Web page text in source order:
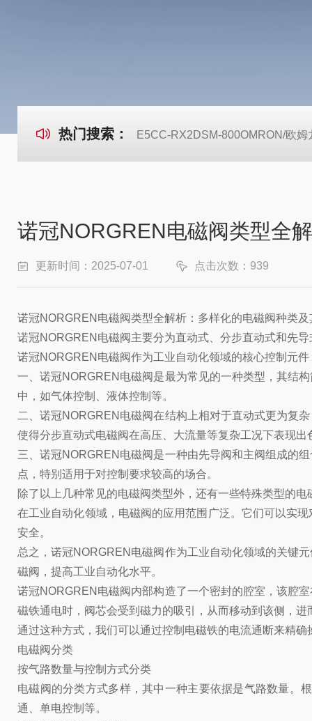
热门搜索： E5CC-RX2DSM-800OMRON/欧
诺冠NORGREN电磁阀类型全
更新时间：2025-07-01 点击次数：939
诺冠NORGREN电磁阀类型全解析：多样化的电磁阀种类及
诺冠NORGREN电磁阀主要分为直动式、分步直动式和先
诺冠NORGREN电磁阀作为工业自动化领域的核心控制元
一、诺冠NORGREN电磁阀是最为常见的一种类型，其结
中，如气体控制、液体控制等。
二、诺冠NORGREN电磁阀在结构上相对于直动式更为复
使得分步直动式电磁阀在高压、大流量等复杂工况下表现出
三、诺冠NORGREN电磁阀是一种由先导阀和主阀组成的
点，特别适用于对控制要求较高的场合。
除了以上几种常见的电磁阀类型外，还有一些特殊类型的
在工业自动化领域，电磁阀的应用范围广泛。它们可以实
安全。
总之，诺冠NORGREN电磁阀作为工业自动化领域的关键
磁阀，提高工业自动化水平。
诺冠NORGREN电磁阀内部构造了一个密封的腔室，该腔
磁铁通电时，阀芯会受到磁力的吸引，从而移动到该侧，
通过这种方式，我们可以通过控制电磁铁的电流通断来精
电磁阀分类
按气路数量与控制方式分类
电磁阀的分类方式多样，其中一种主要依据是气路数量。
通、单电控制等。